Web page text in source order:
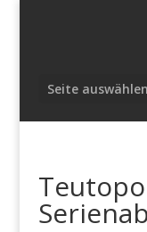
Seite auswählen